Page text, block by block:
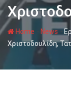
Home - News-
Χριστοδουλίδη,